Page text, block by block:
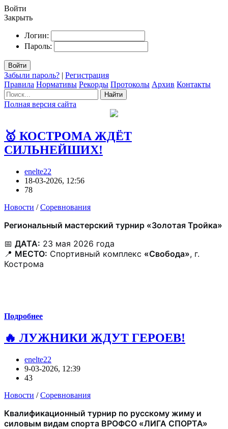
Войти
Закрыть
Логин:
Пароль:
Войти
Забыли пароль? | Регистрация
Правила Нормативы Рекорды Протоколы Архив Контакты
Найти
Полная версия сайта
🥇 КОСТРОМА ЖДЁТ
СИЛЬНЕЙШИХ!
enelte22
18-03-2026, 12:56
78
Новости /Соревнования
Региональный мастерский турнир «Золотая Тройка»
📅 ДАТА: 23 мая 2026 года
📍 МЕСТО: Спортивный комплекс «Свобода», г.
Кострома
Подробнее
🔥 ЛУЖНИКИ ЖДУТ ГЕРОЕВ!
enelte22
9-03-2026, 12:39
43
Новости /Соревнования
Квалификационный турнир по русскому жиму и
силовым видам спорта ВРОФСО «ЛИГА СПОРТА»